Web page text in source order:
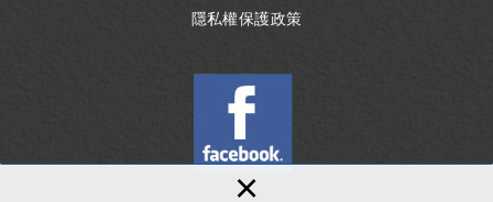
×
隱私權保護政策